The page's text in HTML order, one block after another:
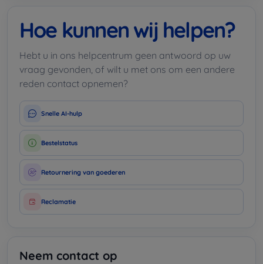
Hoe kunnen wij helpen?
Hebt u in ons helpcentrum geen antwoord op uw
vraag gevonden, of wilt u met ons om een andere
reden contact opnemen?
Snelle AI-hulp
Bestelstatus
Retournering van goederen
Reclamatie
Neem contact op